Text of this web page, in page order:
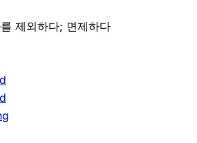
제외하다; 면제하다